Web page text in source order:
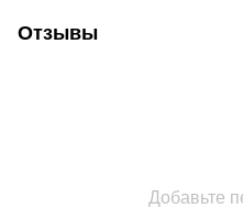
Отзывы
Добавьте